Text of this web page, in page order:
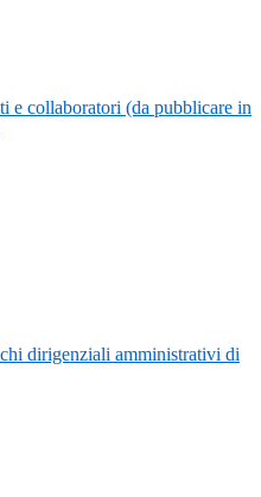
e collaboratori (da pubblicare in
dirigenziali amministrativi di